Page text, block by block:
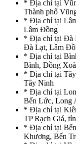
* Địa chỉ tại
Thành phố
* Địa chỉ tại
Lâm Đồng
* Địa chỉ tại Đà
Đà Lạt, Lâm
* Địa chỉ tại
Bình, Đồng
* Địa chỉ tại
Tây Ninh
* Địa chỉ tại
Bến Lức, Long
* Địa chỉ tại
TP Rạch Giá,
* Địa chỉ tại
Khương, Bến